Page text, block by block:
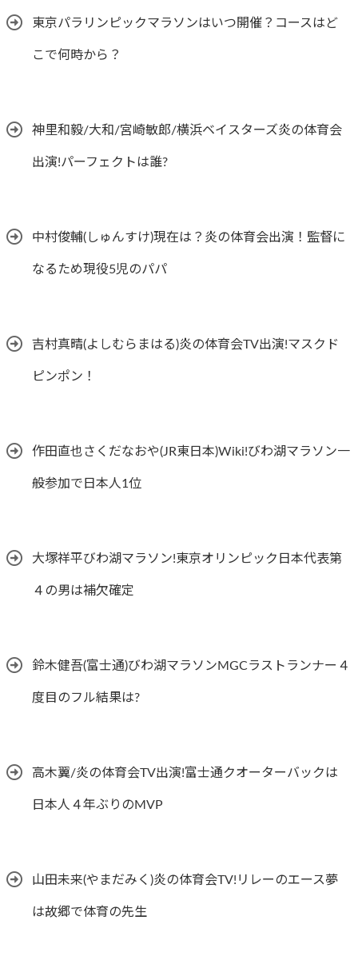
東京パラリンピックマラソンはいつ開催？コースはど
こで何時から？
神里和毅/大和/宮崎敏郎/横浜ベイスターズ炎の体育会
出演!パーフェクトは誰?
中村俊輔(しゅんすけ)現在は？炎の体育会出演！監督に
なるため現役5児のパパ
吉村真晴(よしむらまはる)炎の体育会TV出演!マスクド
ピンポン！
作田直也さくだなおや(JR東日本)Wiki!びわ湖マラソン一
般参加で日本人1位
大塚祥平びわ湖マラソン!東京オリンピック日本代表第
４の男は補欠確定
鈴木健吾(富士通)びわ湖マラソンMGCラストランナー４
度目のフル結果は?
高木翼/炎の体育会TV出演!富士通クオーターバックは
日本人４年ぶりのMVP
山田未来(やまだみく)炎の体育会TV!リレーのエース夢
は故郷で体育の先生